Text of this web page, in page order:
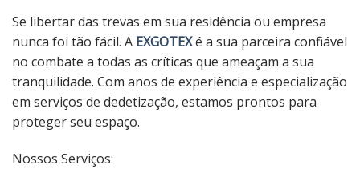
Se libertar das trevas em sua residência ou empresa
nunca foi tão fácil. A EXGOTEXé a sua parceira confiável
no combate a todas as críticas que ameaçam a sua
tranquilidade. Com anos de experiência e especialização
em serviços de dedetização, estamos prontos para
proteger seu espaço.
Nossos Serviços: